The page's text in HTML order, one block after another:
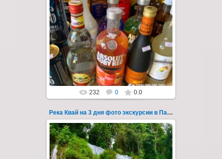
22.03.2023
Тур на три дня из Паттайи на реку Квай,
водопады Эраван, Сайок Ной и Сайок Яй,
затопленный город Сангклабури, деревня...
Thai-Online
232 0 0.0
Река Квай на 3 дня фото экскурсии в Паттайе 45
22.03.2023